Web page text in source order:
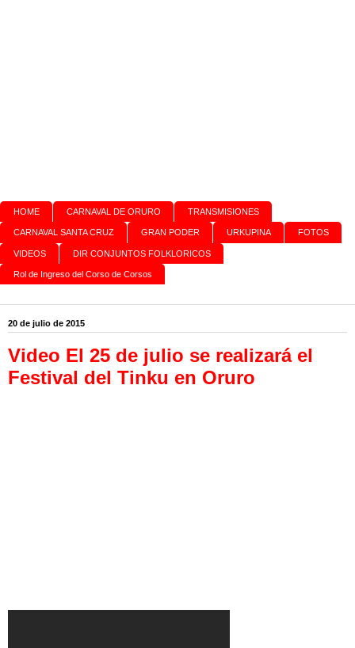
HOME CARNAVAL DE ORURO TRANSMISIONES
CARNAVAL SANTA CRUZ GRAN PODER URKUPINA FOTOS
VIDEOS DIR CONJUNTOS FOLKLORICOS
Rol de Ingreso del Corso de Corsos
20 de julio de 2015
Video El 25 de julio se realizará el
Festival del Tinku en Oruro